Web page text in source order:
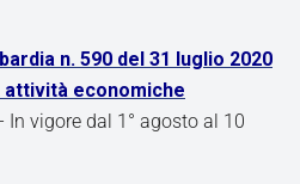
n. 590 del 31 luglio 2020
attività economiche
In vigore dal 1° agosto al 10